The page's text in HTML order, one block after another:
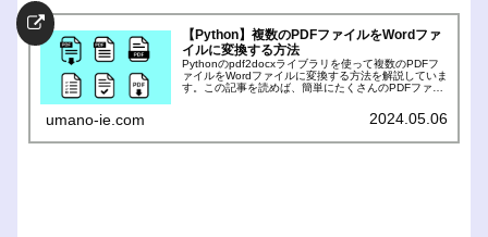
【Python】複数のPDFファイルをWordファ
イルに変換する方法
Pythonのpdf2docxライブラリを使って複数のPDFフ
ァイルをWordファイルに変換する方法を解説していま
す。この記事を読めば、簡単にたくさんのPDFファイ
umano-ie.com 2024.05.06